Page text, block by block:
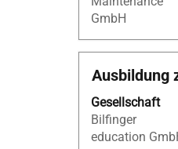
GmbH
die
vollständig
anzuzeigen.
Ausbildung
Gesellschaft
Bilfinger
education
Drücken
die
Leertaste,
um